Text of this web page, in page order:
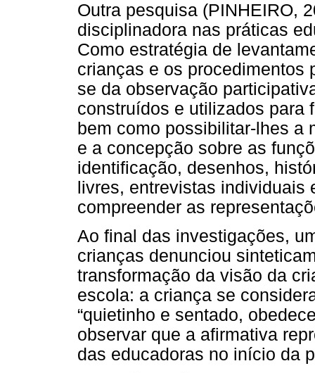
Outra pesquisa (PINHEIRO,
disciplinadora nas práticas
Como estratégia de
crianças e os procedimentos
se da observação
construídos e utilizados para
bem como possibilitar-lhes a
e a concepção sobre as
identificação, desenhos,
livres, entrevistas individuais
compreender as
Ao final das investigações,
crianças denunciou
transformação da visão da
escola: a criança se
“quietinho e sentado,
observar que a afirmativa
das educadoras no início da